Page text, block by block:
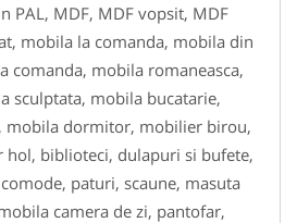
PAL, MDF, MDF vopsit, MDF
mobila la comanda, mobila din
comanda, mobila romaneasca,
sculptata, mobila bucatarie,
mobila dormitor, mobilier birou,
biblioteci, dulapuri si bufete,
paturi, scaune, masuta
camera de zi, pantofar,